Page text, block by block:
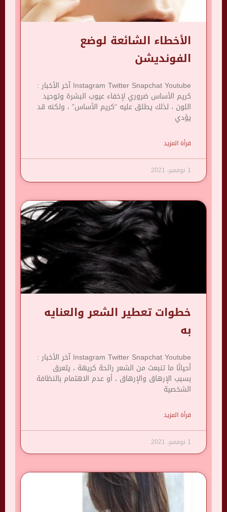
الأخطاء الشائعة لوضع
الفونديشن
Instagram Twitter Snapchat Youtube آخر الأخبار :
كريم الأساس ضروري لإخفاء عيوب البشرة وتوحيد
اللون ، لذلك يطلق عليه “كريم الأساس” ، ولكنه قد
يؤدي
قرأة المزيد
1 نوفمبر، 2021
خطوات تعطير الشعر والعنايه
به
Instagram Twitter Snapchat Youtube آخر الأخبار :
أحيانًا ما تنبعث من الشعر رائحة كريهة ، يتعرق
بسبب الإرهاق والإرهاق ، أو عدم الاهتمام بالنظافة
الشخصية
قرأة المزيد
1 نوفمبر، 2021